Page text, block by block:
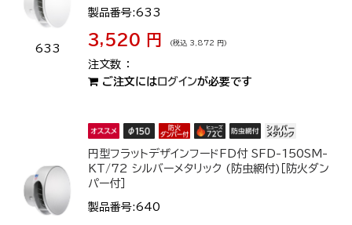
633
製品番号:633
3,520 円 (税込 3,872 円)
ご注文には ログインが必要です
円型フラットデザインフードFD付 SFD-150SM-
KT/72 シルバーメタリック (防虫網付)［防火ダン
パー付］
製品番号:640